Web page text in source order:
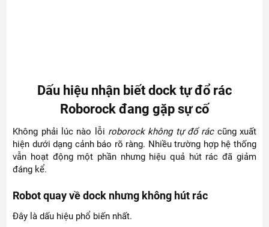
Dấu hiệu nhận biết dock tự đổ rác
Roborock đang gặp sự cố
Không phải lúc nào lỗi roborock không tự đổ ráccũng xuất
hiện dưới dạng cảnh báo rõ ràng. Nhiều trường hợp hệ thống
vẫn hoạt động một phần nhưng hiệu quả hút rác đã giảm
đáng kể.
Robot quay về dock nhưng không hút rác
Đây là dấu hiệu phổ biến nhất.